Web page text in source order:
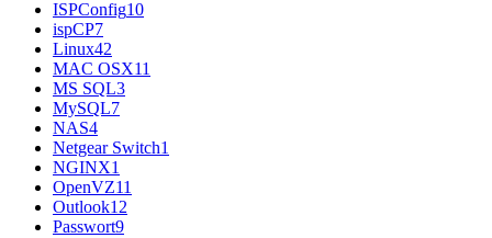
ISPConfig10
ispCP7
Linux42
MAC OSX11
MS SQL3
MySQL7
NAS4
Netgear Switch1
NGINX1
OpenVZ11
Outlook12
Passwort9